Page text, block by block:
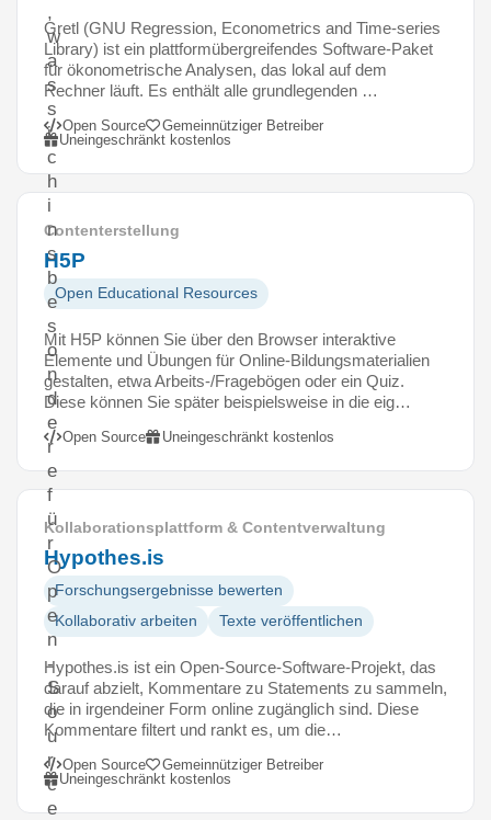
,
w
a
s
s
i
c
h
i
n
s
b
e
s
o
n
d
e
r
e
f
ü
r
O
p
e
n
-
S
o
u
r
c
e
Gretl (GNU Regression, Econometrics and Time-series
Library) ist ein plattformübergreifendes Software-Paket
für ökonometrische Analysen, das lokal auf dem
Rechner läuft. Es enthält alle grundlegenden …
Open Source
Gemeinnütziger Betreiber
Uneingeschränkt kostenlos
Contenterstellung
H5P
Open Educational Resources
Mit H5P können Sie über den Browser interaktive
Elemente und Übungen für Online-Bildungsmaterialien
gestalten, etwa Arbeits-/Fragebögen oder ein Quiz.
Diese können Sie später beispielsweise in die eig…
Open Source Uneingeschränkt kostenlos
Kollaborationsplattform & Contentverwaltung
Hypothes.is
Forschungsergebnisse bewerten
Kollaborativ arbeiten
Texte veröffentlichen
Hypothes.is ist ein Open-Source-Software-Projekt, das
darauf abzielt, Kommentare zu Statements zu sammeln,
die in irgendeiner Form online zugänglich sind. Diese
Kommentare filtert und rankt es, um die…
Open Source
Gemeinnütziger Betreiber
Uneingeschränkt kostenlos